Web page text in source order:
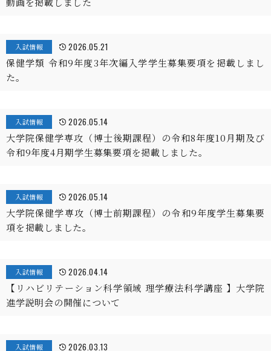
入試情報 2026.05.21
保健学類 令和9年度3年次編入学学生募集要項を掲載しまし
た。
入試情報 2026.05.14
大学院保健学専攻（博士後期課程）の令和8年度10月期及び
令和9年度4月期学生募集要項を掲載しました。
入試情報 2026.05.14
大学院保健学専攻（博士前期課程）の令和9年度学生募集要
項を掲載しました。
入試情報 2026.04.14
【リハビリテーション科学領域 理学療法科学講座 】大学院
進学説明会の開催について
入試情報 2026.03.13